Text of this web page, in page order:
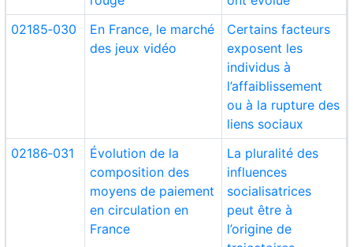
02185‑030
En France, le marché
des jeux vidéo
Certains facteurs
exposent les
individus à
l’affaiblissement
ou à la rupture des
liens sociaux
02186‑031
Évolution de la
composition des
moyens de paiement
en circulation en
France
La pluralité des
influences
socialisatrices
peut être à
l’origine de